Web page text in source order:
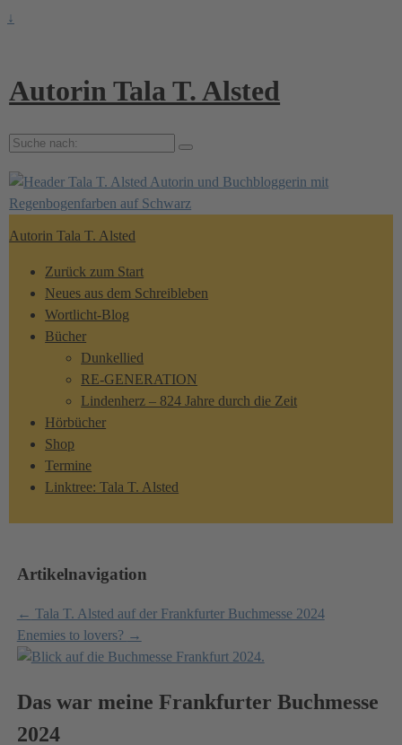
↓
Autorin Tala T. Alsted
Suche
Autorin Tala T. Alsted
Zurück zum Start
Neues aus dem Schreibleben
Wortlicht-Blog
Bücher
Dunkellied
RE-GENERATION
Lindenherz – 824 Jahre durch die Zeit
Hörbücher
Shop
Termine
Linktree: Tala T. Alsted
Artikelnavigation
← Tala T. Alsted auf der Frankfurter Buchmesse 2024
Enemies to lovers? →
Das war meine Frankfurter Buchmesse
2024